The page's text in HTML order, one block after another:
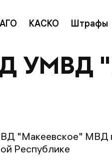
КАСКО Штрафы
УМВД
"Макеевское" МВД
Республике